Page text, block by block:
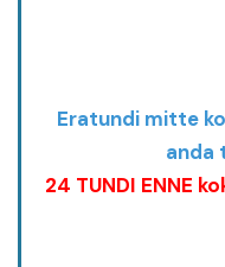
Eratundi mitte
anda
24 TUNDI ENNE